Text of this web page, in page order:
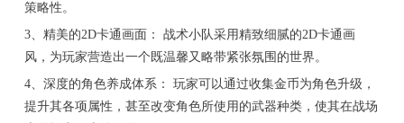
策略性。
3、精美的2D卡通画面： 战术小队采用精致细腻的2D卡通画
风，为玩家营造出一个既温馨又略带紧张氛围的世界。
4、深度的角色养成体系： 玩家可以通过收集金币为角色升级，
提升其各项属性，甚至改变角色所使用的武器种类，使其在战场